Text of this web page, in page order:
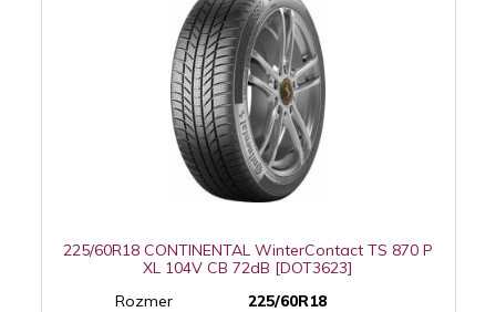
225/60R18 CONTINENTAL WinterContact TS 870 P
XL 104V CB 72dB [DOT3623]
Rozmer
225/60R18